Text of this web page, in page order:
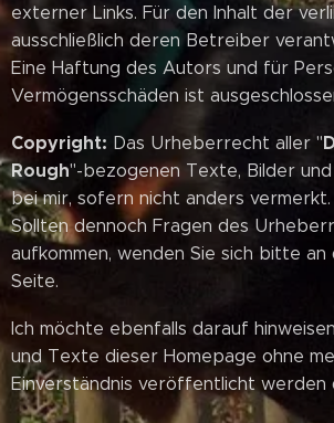
externer Links. Für den Inhalt der
ausschließlich deren Betreiber
Eine Haftung des Autors und für
Vermögensschäden ist
Copyright: Das Urheberrecht aller "
Rough"-bezogenen Texte, Bilder
bei mir, sofern nicht anders vermerkt.
Sollten dennoch Fragen des
aufkommen, wenden Sie sich bitte
Seite.
Ich möchte ebenfalls darauf
und Texte dieser Homepage ohne
Einverständnis veröffentlicht werden